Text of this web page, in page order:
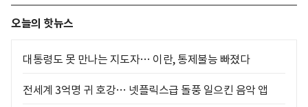
오늘의 핫뉴스
대통령도 못 만나는 지도자… 이란, 통제불능 빠졌다
전세계 3억명 귀 호강… 넷플릭스급 돌풍 일으킨 음악 앱